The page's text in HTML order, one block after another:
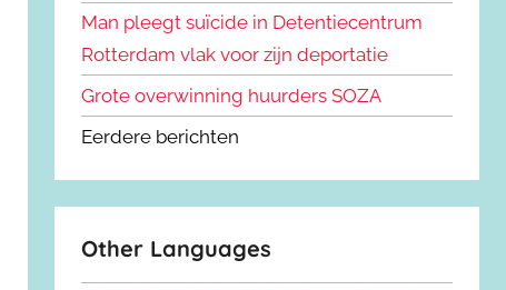
Man pleegt suïcide in Detentiecentrum
Rotterdam vlak voor zijn deportatie
Grote overwinning huurders SOZA
Eerdere berichten
Other Languages